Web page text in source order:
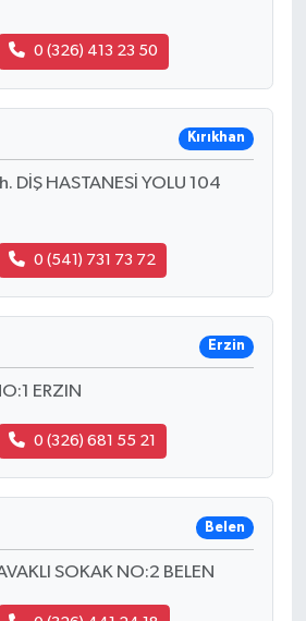
0 (326) 413 23 50
Kırıkhan
DİŞ HASTANESİ YOLU 104
0 (541) 731 73 72
Erzin
ERZIN
0 (326) 681 55 21
Belen
SOKAK NO:2 BELEN